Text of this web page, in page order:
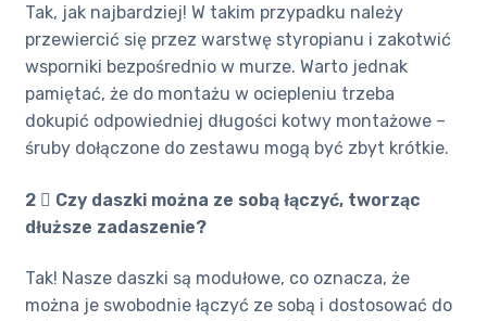
Tak, jak najbardziej! W takim przypadku należy
przewiercić się przez warstwę styropianu i zakotwić
wsporniki bezpośrednio w murze. Warto jednak
pamiętać, że do montażu w ociepleniu trzeba
dokupić odpowiedniej długości kotwy montażowe –
śruby dołączone do zestawu mogą być zbyt krótkie.
2 ️⃣ Czy daszki można ze sobą łączyć, tworząc
dłuższe zadaszenie?
Tak! Nasze daszki są modułowe, co oznacza, że
można je swobodnie łączyć ze sobą i dostosować do